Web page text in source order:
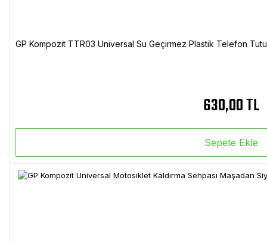
GP Kompozit TTR03 Universal Su Geçirmez Plastik Telefon
630,00 TL
Sepete Ekle